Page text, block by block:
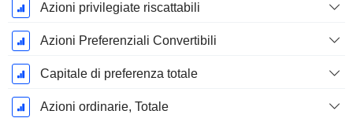
Azioni privilegiate riscattabili
Azioni Preferenziali Convertibili
Capitale di preferenza totale
Azioni ordinarie, Totale